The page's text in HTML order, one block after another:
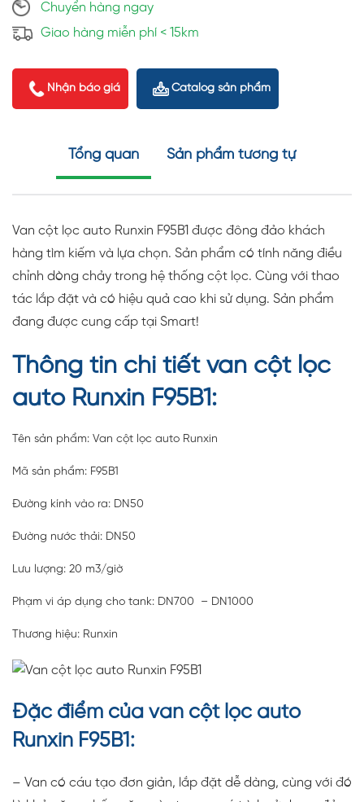
Chuyển hàng ngay
Giao hàng miễn phí < 15km
Nhận báo giá Catalog sản phẩm
Tổng quan Sản phẩm tương tự
Van cột lọc auto Runxin F95B1 được đông đảo khách
hàng tìm kiếm và lựa chọn. Sản phẩm có tính năng điều
chỉnh dòng chảy trong hệ thống cột lọc. Cùng với thao
tác lắp đặt và có hiệu quả cao khi sử dụng. Sản phẩm
đang được cung cấp tại Smart!
Thông tin chi tiết van cột lọc
auto Runxin F95B1:
Tên sản phẩm: Van cột lọc auto Runxin
Mã sản phẩm: F95B1
Đường kính vào ra: DN50
Đường nước thải: DN50
Lưu lượng: 20 m3/giờ
Phạm vi áp dụng cho tank: DN700 – DN1000
Thương hiệu: Runxin
Đặc điểm của van cột lọc auto
Runxin F95B1:
– Van có cáu tạo đơn giản, lắp đặt dễ dàng, cùng với đó